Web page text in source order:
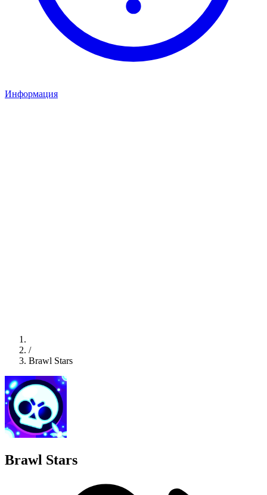
Информация
/
Brawl Stars
Brawl Stars